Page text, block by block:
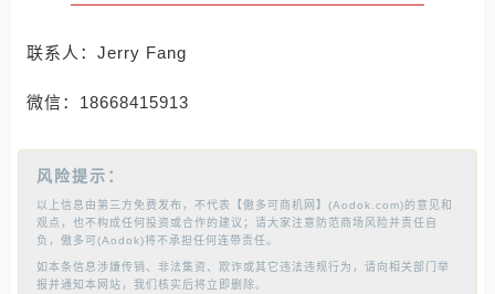
联系人：Jerry Fang
微信：18668415913
风险提示：
以上信息由第三方免费发布，不代表【傲多可商机网】(Aodok.com)的意见和
观点，也不构成任何投资或合作的建议；请大家注意防范商场风险并责任自
负，傲多可(Aodok)将不承担任何连带责任。
如本条信息涉嫌传销、非法集资、欺诈或其它违法违规行为，请向相关部门举
报并通知本网站，我们核实后将立即删除。